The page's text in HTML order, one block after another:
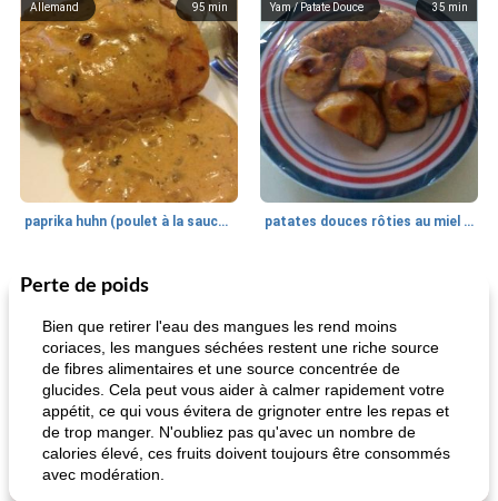
95 min
Allemand
paprika huhn (poulet à la sauce paprika).
35 min
Yam / Patate Douce
patates douces rôties au miel / kumara
Petit déjeuner et brunch
Perte de poids
Bien que retirer l'eau des mangues les rend moins
coriaces, les mangues séchées restent une riche source
de fibres alimentaires et une source concentrée de
glucides. Cela peut vous aider à calmer rapidement votre
appétit, ce qui vous évitera de grignoter entre les repas et
de trop manger. N'oubliez pas qu'avec un nombre de
calories élevé, ces fruits doivent toujours être consommés
avec modération.